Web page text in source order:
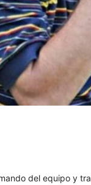
del equipo y